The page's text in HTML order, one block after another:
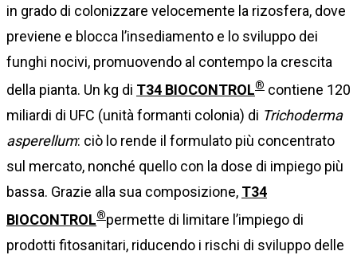
in grado di colonizzare velocemente la rizosfera, dove
previene e blocca l’insediamento e lo sviluppo dei
funghi nocivi, promuovendo al contempo la crescita
della pianta. Un kg di T34 BIOCONTROL® contiene 120
miliardi di UFC (unità formanti colonia) di Trichoderma
asperellum: ciò lo rende il formulato più concentrato
sul mercato, nonché quello con la dose di impiego più
bassa. Grazie alla sua composizione, T34
BIOCONTROL®permette di limitare l’impiego di
prodotti fitosanitari, riducendo i rischi di sviluppo delle